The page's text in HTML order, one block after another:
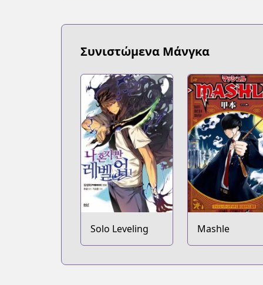
Tonari no Young Jump
Συνιστώμενα Μάνγκα
Solo Leveling Mashle